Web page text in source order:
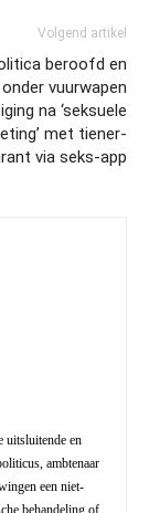
Volgend artikel
beroofd en
vuurwapen
na ‘seksuele
met tiener-
via seks-app
uitsluitende en
ambtenaar
een niet-
behandeling of